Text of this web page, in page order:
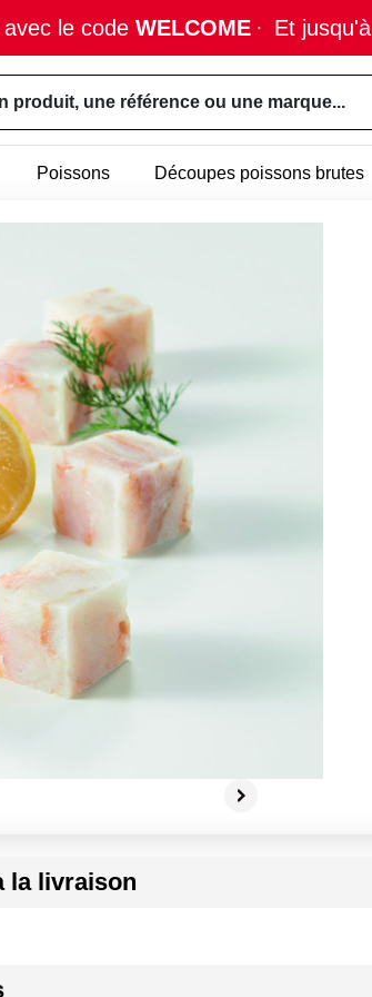
le code WELCOME · Et jusqu'à
produit, une référence ou une marque...
Poissons Découpes poissons brutes
la livraison